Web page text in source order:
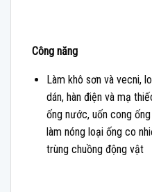
Công năng
Làm khô sơn và vecni,
dán, hàn điện và mạ
ống nước, uốn cong
làm nóng loại ống co
trùng chuồng động vật